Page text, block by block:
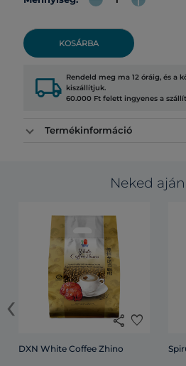
KOSÁRBA
local_shipping Rendeld meg ma 12 óráig, és a
kiszállítjuk.
60.000 Ft felett ingyenes a
Termékinformáció
Neked
share favorite
DXN White Coffee Zhino
‹